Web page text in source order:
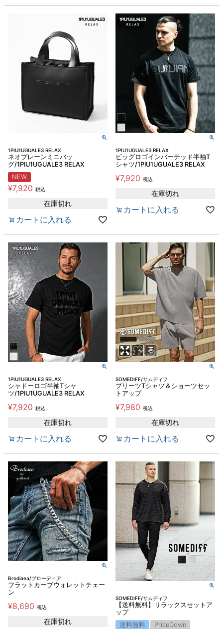
1PIU1UGUALE3 RELAX
ネオプレーンミニバッ
グ/1PIU1UGUALE3 RELAX
NEW
¥7,920 税込
在庫切れ
カートに入れる
1PIU1UGUALE3 RELAX
ビッグロゴインバーテッド半袖T
シャツ/1PIU1UGUALE3 RELAX
¥7,920 税込
在庫切れ
カートに入れる
1PIU1UGUALE3 RELAX
シャドーロゴ半袖Tシャ
ツ/1PIU1UGUALE3 RELAX
¥7,920 税込
在庫切れ
カートに入れる
SOMEDIFF/サムディフ
プリーツTシャツ＆ショーツセッ
トアップ
¥7,980 税込
在庫切れ
カートに入れる
Brodiaea/ブローディア
フラットカーブウォレットチェー
ン
¥8,690 税込
在庫切れ
SOMEDIFF/サムディフ
【送料無料】リラックスセットア
ップ
送料無料
PriceDown